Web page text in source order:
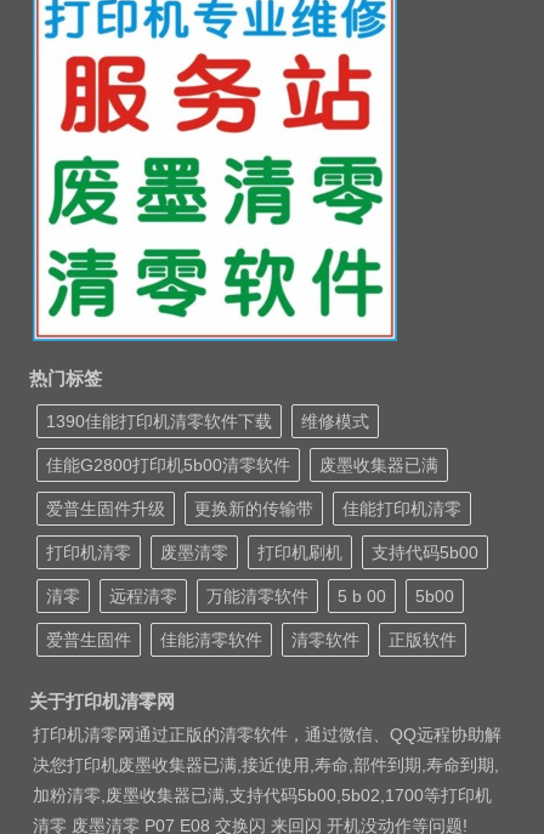
热门标签
1390佳能打印机清零软件下载 维修模式
佳能G2800打印机5b00清零软件 废墨收集器已满
爱普生固件升级 更换新的传输带 佳能打印机清零
打印机清零 废墨清零 打印机刷机 支持代码5b00
清零 远程清零 万能清零软件 5 b 00 5b00
爱普生固件 佳能清零软件 清零软件 正版软件
关于打印机清零网
打印机清零网通过正版的清零软件，通过微信、QQ远程协助解
决您打印机废墨收集器已满,接近使用,寿命,部件到期,寿命到期,
加粉清零,废墨收集器已满,支持代码5b00,5b02,1700等打印机
清零 废墨清零 P07 E08 交换闪 来回闪 开机没动作等问题!